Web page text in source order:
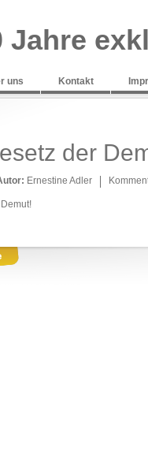
Jahre
uns Kontakt
der
Ernestine Adler